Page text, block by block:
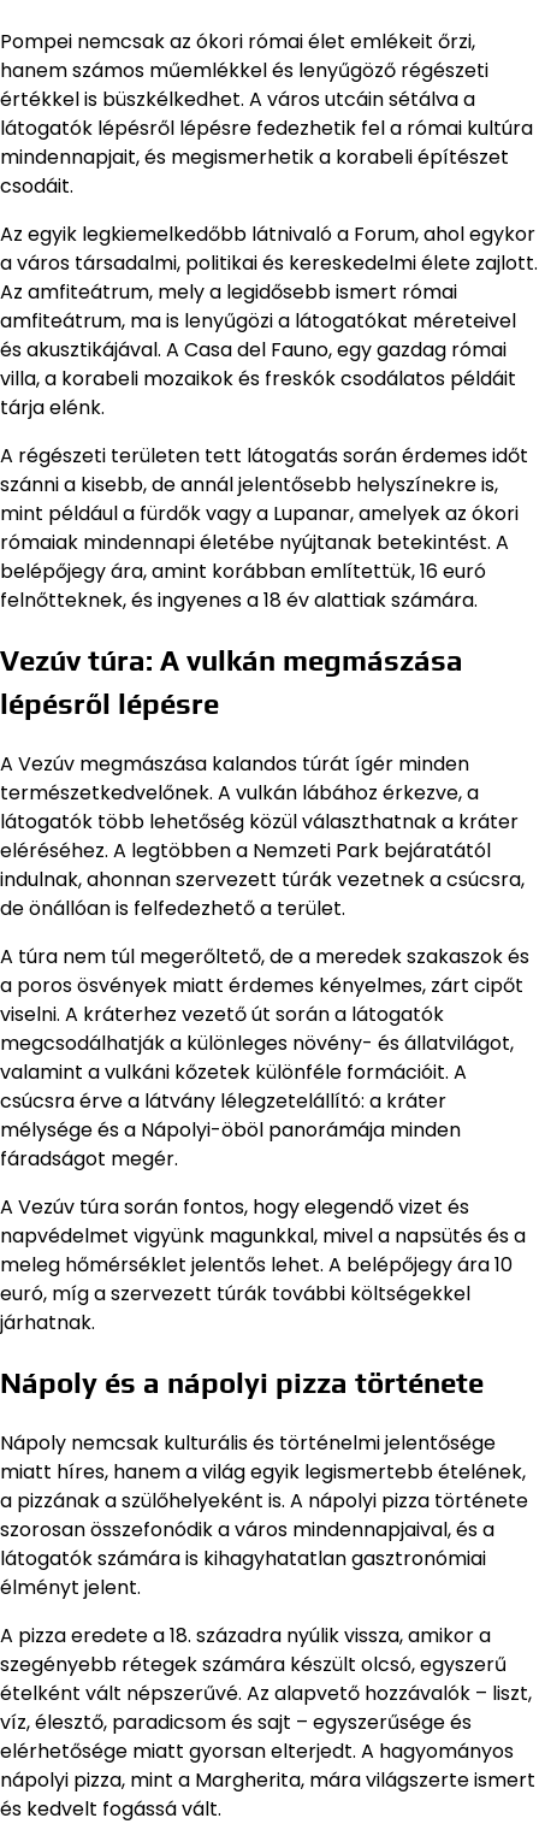
Pompei nemcsak az ókori római élet emlékeit őrzi,
hanem számos műemlékkel és lenyűgöző régészeti
értékkel is büszkélkedhet. A város utcáin sétálva a
látogatók lépésről lépésre fedezhetik fel a római kultúra
mindennapjait, és megismerhetik a korabeli építészet
csodáit.
Az egyik legkiemelkedőbb látnivaló a Forum, ahol egykor
a város társadalmi, politikai és kereskedelmi élete zajlott.
Az amfiteátrum, mely a legidősebb ismert római
amfiteátrum, ma is lenyűgözi a látogatókat méreteivel
és akusztikájával. A Casa del Fauno, egy gazdag római
villa, a korabeli mozaikok és freskók csodálatos példáit
tárja elénk.
A régészeti területen tett látogatás során érdemes időt
szánni a kisebb, de annál jelentősebb helyszínekre is,
mint például a fürdők vagy a Lupanar, amelyek az ókori
rómaiak mindennapi életébe nyújtanak betekintést. A
belépőjegy ára, amint korábban említettük, 16 euró
felnőtteknek, és ingyenes a 18 év alattiak számára.
Vezúv túra: A vulkán megmászása
lépésről lépésre
A Vezúv megmászása kalandos túrát ígér minden
természetkedvelőnek. A vulkán lábához érkezve, a
látogatók több lehetőség közül választhatnak a kráter
eléréséhez. A legtöbben a Nemzeti Park bejáratától
indulnak, ahonnan szervezett túrák vezetnek a csúcsra,
de önállóan is felfedezhető a terület.
A túra nem túl megerőltető, de a meredek szakaszok és
a poros ösvények miatt érdemes kényelmes, zárt cipőt
viselni. A kráterhez vezető út során a látogatók
megcsodálhatják a különleges növény- és állatvilágot,
valamint a vulkáni kőzetek különféle formációit. A
csúcsra érve a látvány lélegzetelállító: a kráter
mélysége és a Nápolyi-öböl panorámája minden
fáradságot megér.
A Vezúv túra során fontos, hogy elegendő vizet és
napvédelmet vigyünk magunkkal, mivel a napsütés és a
meleg hőmérséklet jelentős lehet. A belépőjegy ára 10
euró, míg a szervezett túrák további költségekkel
járhatnak.
Nápoly és a nápolyi pizza története
Nápoly nemcsak kulturális és történelmi jelentősége
miatt híres, hanem a világ egyik legismertebb ételének,
a pizzának a szülőhelyeként is. A nápolyi pizza története
szorosan összefonódik a város mindennapjaival, és a
látogatók számára is kihagyhatatlan gasztronómiai
élményt jelent.
A pizza eredete a 18. századra nyúlik vissza, amikor a
szegényebb rétegek számára készült olcsó, egyszerű
ételként vált népszerűvé. Az alapvető hozzávalók – liszt,
víz, élesztő, paradicsom és sajt – egyszerűsége és
elérhetősége miatt gyorsan elterjedt. A hagyományos
nápolyi pizza, mint a Margherita, mára világszerte ismert
és kedvelt fogássá vált.